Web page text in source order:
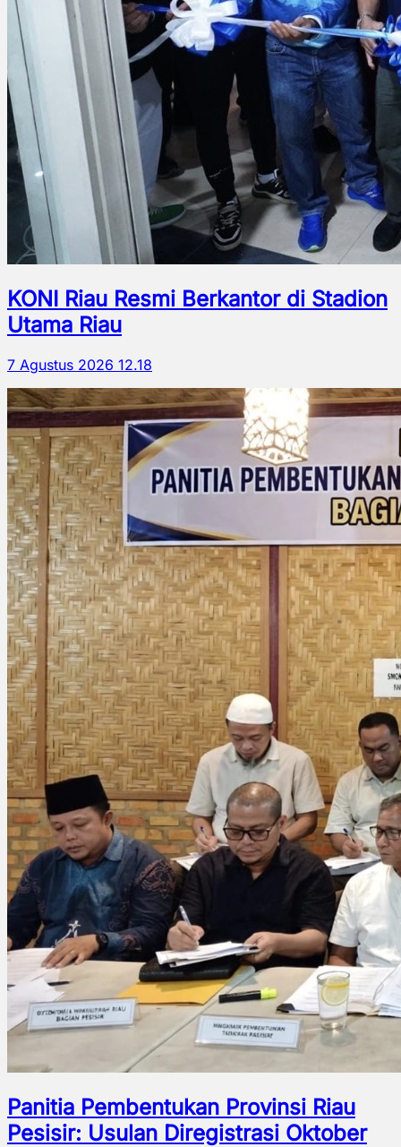
KONI Riau Resmi Berkantor di Stadion
Utama Riau
7 Agustus 2026 12.18
Panitia Pembentukan Provinsi Riau
Pesisir: Usulan Diregistrasi Oktober